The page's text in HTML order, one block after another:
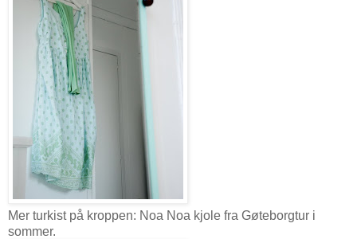
Mer turkist på kroppen: Noa Noa kjole fra Gøteborgtur i
sommer.